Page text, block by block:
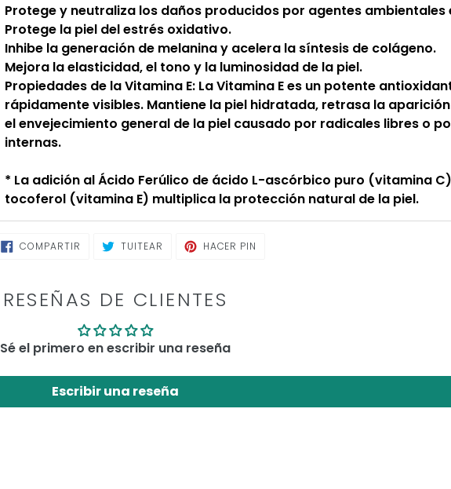
Protege y neutraliza los daños producidos por agentes ambientales
Protege la piel del estrés oxidativo.
Inhibe la generación de melanina y acelera la síntesis de colágeno.
Mejora la elasticidad, el tono y la luminosidad de la piel.
Propiedades de la Vitamina E: La Vitamina E es un potente
rápidamente visibles. Mantiene la piel hidratada, retrasa la
el envejecimiento general de la piel causado por radicales libres o
internas.
* La adición al Ácido Ferúlico de ácido L-ascórbico puro (vitamina
tocoferol (vitamina E) multiplica la protección natural de la piel.
COMPARTIR COMPARTIRTUITEAR TUITEARHACER PIN
RESEÑAS DE CLIENTES
Sé el primero en escribir una reseña
Escribir una reseña